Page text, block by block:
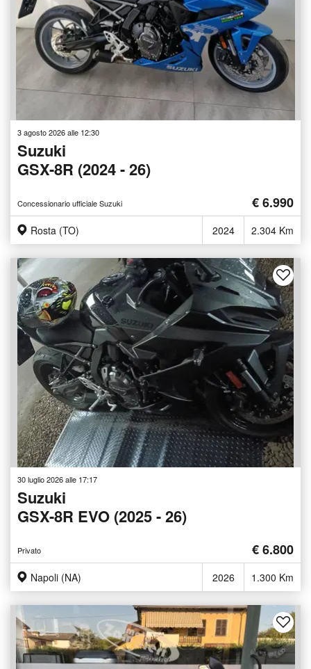
3 agosto 2026 alle 12:30
Suzuki
GSX-8R (2024 - 26)
Concessionario ufficiale Suzuki € 6.990
Rosta (TO) 2024 2.304 Km
30 luglio 2026 alle 17:17
Suzuki
GSX-8R EVO (2025 - 26)
Privato € 6.800
Napoli (NA) 2026 1.300 Km